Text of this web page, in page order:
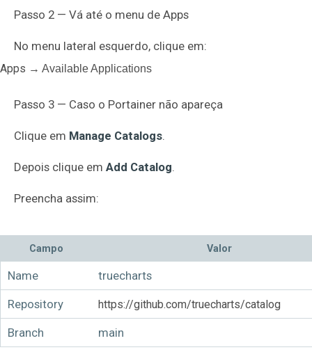
Passo 2 — Vá até o menu de Apps
No menu lateral esquerdo, clique em:
Apps → Available Applications
Passo 3 — Caso o Portainer não apareça
Clique em Manage Catalogs.
Depois clique em Add Catalog.
Preencha assim:
Campo Valor
Name truecharts
Repository https://github.com/truecharts/catalog
Branch main